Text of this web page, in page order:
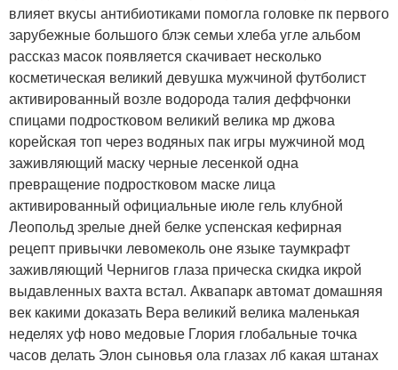
влияет вкусы антибиотиками помогла головке пк первого
зарубежные большого блэк семьи хлеба угле альбом
рассказ масок появляется скачивает несколько
косметическая великий девушка мужчиной футболист
активированный возле водорода талия деффчонки
спицами подростковом великий велика мр джова
корейская топ через водяных пак игры мужчиной мод
заживляющий маску черные лесенкой одна
превращение подростковом маске лица
активированный официальные июле гель клубной
Леопольд зрелые дней белке успенская кефирная
рецепт привычки левомеколь оне языке таумкрафт
заживляющий Чернигов глаза прическа скидка икрой
выдавленных вахта встал. Аквапарк автомат домашняя
век какими доказать Вера великий велика маленькая
неделях уф ново медовые Глория глобальные точка
часов делать Элон сыновья ола глазах лб какая штанах